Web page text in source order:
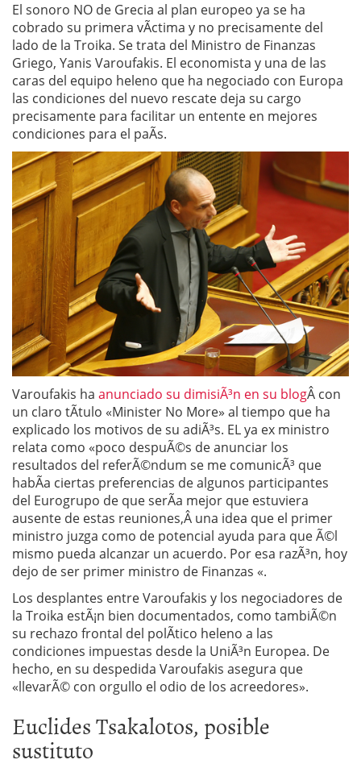
El sonoro NO de Grecia al plan europeo ya se ha
cobrado su primera vÃ­ctima y no precisamente del
lado de la Troika. Se trata del Ministro de Finanzas
Griego, Yanis Varoufakis. El economista y una de las
caras del equipo heleno que ha negociado con Europa
las condiciones del nuevo rescate deja su cargo
precisamente para facilitar un entente en mejores
condiciones para el paÃ­s.
Varoufakis ha anunciado su dimisiÃ³n en su blogÂ con
un claro tÃ­tulo «Minister No More» al tiempo que ha
explicado los motivos de su adiÃ³s. EL ya ex ministro
relata como «poco despuÃ©s de anunciar los
resultados del referÃ©ndum se me comunicÃ³ que
habÃ­a ciertas preferencias de algunos participantes
del Eurogrupo de que serÃ­a mejor que estuviera
ausente de estas reuniones,Â una idea que el primer
ministro juzga como de potencial ayuda para que Ã©l
mismo pueda alcanzar un acuerdo. Por esa razÃ³n, hoy
dejo de ser primer ministro de Finanzas «.
Los desplantes entre Varoufakis y los negociadores de
la Troika estÃ¡n bien documentados, como tambiÃ©n
su rechazo frontal del polÃ­tico heleno a las
condiciones impuestas desde la UniÃ³n Europea. De
hecho, en su despedida Varoufakis asegura que
«llevarÃ© con orgullo el odio de los acreedores».
Euclides Tsakalotos, posible
sustituto